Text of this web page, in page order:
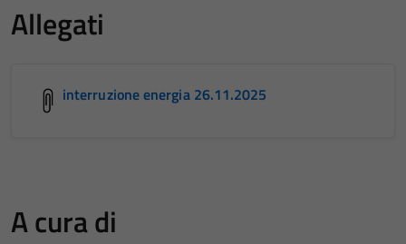
Allegati
interruzione energia 26.11.2025
A cura di